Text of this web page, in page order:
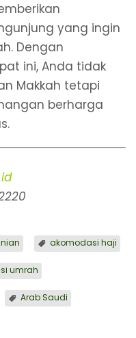
yang ingin
Dengan
ini, Anda tidak
Makkah tetapi
berharga
akomodasi haji
umrah
Arab Saudi